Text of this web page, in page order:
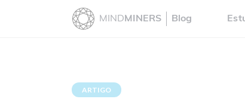
MIND MINERS Blog
ARTIGO